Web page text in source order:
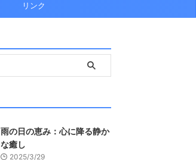
リンク
雨の日の恵み：心に降る静か
な癒し
2025/3/29